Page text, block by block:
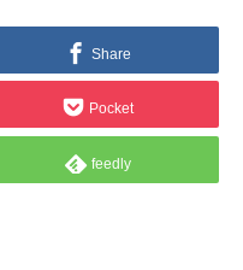
Share
Pocket
feedly